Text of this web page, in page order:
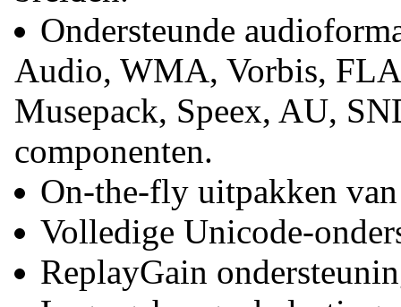
Ondersteunde
Audio, WMA, Vorbis,
Musepack, Speex, AU,
componenten.
On-the-fly uitpakken
Volledige Unicode-
ReplayGain